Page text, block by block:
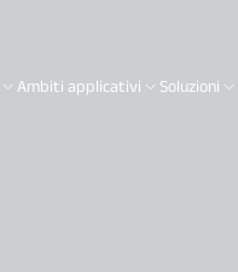
Ambiti applicativi Soluzioni